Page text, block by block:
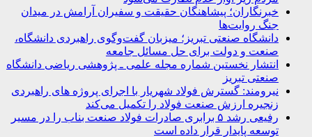
خبرنگاران؛ پیشاهنگان حقیقت و سفیران آرامش در میدان
جنگ روایت‌ها
دانشگاه صنعتی تبریز؛ میزبان گفت‌وگوی راهبردی دانشگاه،
صنعت و دولت برای حل مسائل جامعه
انتشار نخستین شماره مجله علمی ـ پژوهشی ریاضی دانشگاه
صنعتی تبریز
نیرومند: گسترش فولاد شهریار با اجرای پروژه های راهبردی
زنجیره ارزش صنعت فولاد را تکمیل می‌کند
رفیعی رشد ۵ برابری صادرات فولاد صنعت بناب را در مسیر
توسعه پایدار قرار داده است